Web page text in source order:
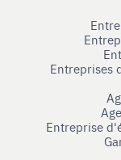
Entreprises
Entreprise